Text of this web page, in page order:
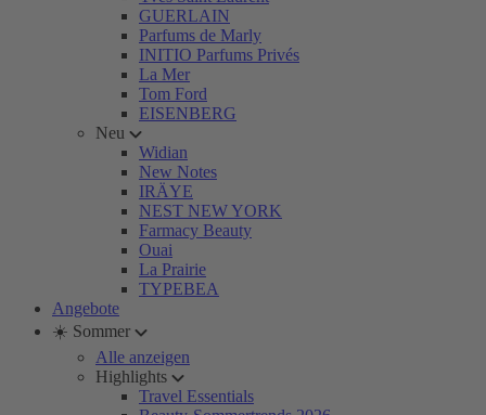
GUERLAIN
Parfums de Marly
INITIO Parfums Privés
La Mer
Tom Ford
EISENBERG
Neu
Widian
New Notes
IRÄYE
NEST NEW YORK
Farmacy Beauty
Ouai
La Prairie
TYPEBEA
Angebote
☀️ Sommer
Alle anzeigen
Highlights
Travel Essentials